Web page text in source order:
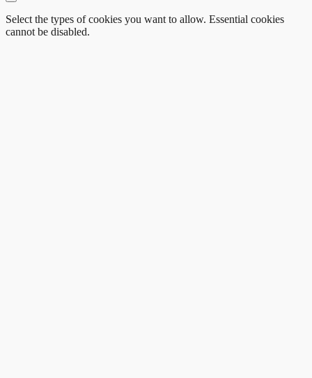
Select the types of cookies you want to allow. Essential cookies
cannot be disabled.